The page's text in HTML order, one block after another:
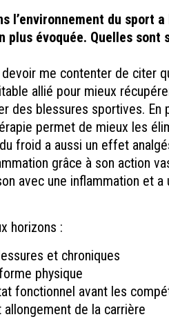
l’environnement du sport
évoquée. Quelles sont
me contenter de citer
allié pour mieux
des blessures sportives. En
permet de mieux les
froid a aussi un effet
grâce à son action
avec une inflammation et
horizons :
et chroniques
physique
fonctionnel avant les
de la carrière